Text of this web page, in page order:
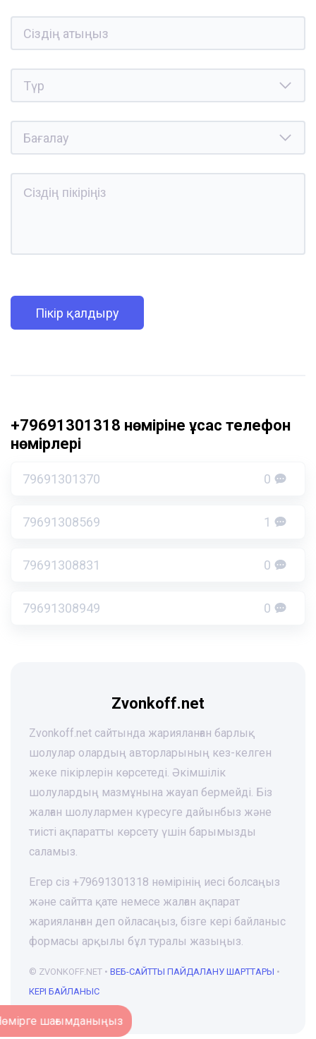
Пікір қалдыру
+79691301318 нөміріне ұқсас телефон
нөмірлері
79691301370 0
79691308569 1
79691308831 0
79691308949 0
Zvonkoff.net
Zvonkoff.net сайтында жарияланған барлық
шолулар олардың авторларының кез-келген
жеке пікірлерін көрсетеді. Әкімшілік
шолулардың мазмұнына жауап бермейді. Біз
жалған шолулармен күресуге дайынбыз және
тиісті ақпаратты көрсету үшін барымызды
саламыз.
Егер сіз +79691301318 нөмірінің иесі болсаңыз
және сайтта қате немесе жалған ақпарат
жарияланған деп ойласаңыз, бізге кері байланыс
формасы арқылы бұл туралы жазыңыз.
© ZVONKOFF.NET • ВЕБ-CАЙТТЫ ПАЙДАЛАНУ ШАРТТАРЫ •
КЕРІ БАЙЛАНЫС
Нөмірге шағымданыңыз